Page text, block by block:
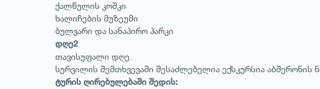
ქალწულის კოშკი
ხალიჩების მუზეუმი
ბულვარი და სანაპირო პარკი
დღე2
თავისუფალი დღე.
სურვილის შემთხვევაში შესაძლებელია ექსკურსია აბშერონის
ტურის ღირებულებაში შედის: